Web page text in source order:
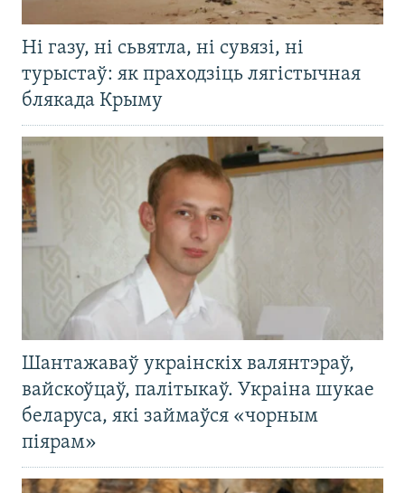
Ні газу, ні сьвятла, ні сувязі, ні
турыстаў: як праходзіць лягістычная
блякада Крыму
Шантажаваў украінскіх валянтэраў,
вайскоўцаў, палітыкаў. Украіна шукае
беларуса, які займаўся «чорным
піярам»